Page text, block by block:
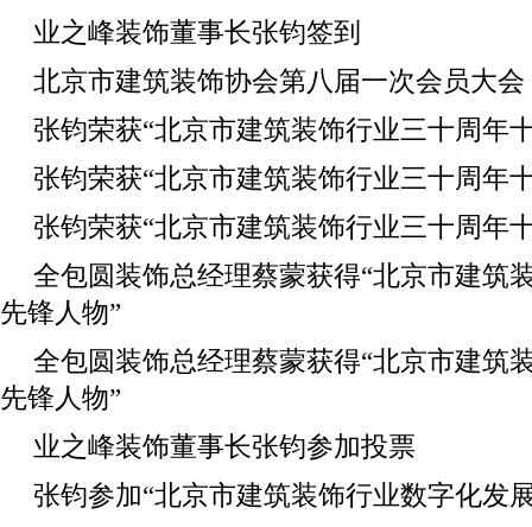
业之峰装饰董事长张钧签到
北京市建筑装饰协会第八届一次会员大会
张钧荣获“北京市建筑装饰行业三十周年
张钧荣获“北京市建筑装饰行业三十周年
张钧荣获“北京市建筑装饰行业三十周年
全包圆装饰总经理蔡蒙获得“北京市建筑
先锋人物”
全包圆装饰总经理蔡蒙获得“北京市建筑
先锋人物”
业之峰装饰董事长张钧参加投票
张钧参加“北京市建筑装饰行业数字化发